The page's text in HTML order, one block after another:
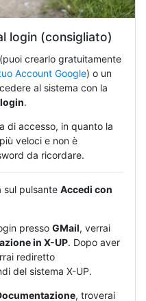
login (consigliato)
(puoi crearlo gratuitamente
Account Google) o un
al sistema con la
.
di accesso, in quanto la
veloci e non è
da ricordare.
sul pulsante Accedi con
presso GMail, verrai
in X-UP. Dopo aver
rediretto
del sistema X-UP.
, troverai